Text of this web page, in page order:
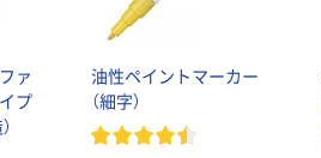
ァ
プ
油性ペイントマーカー
（細字）